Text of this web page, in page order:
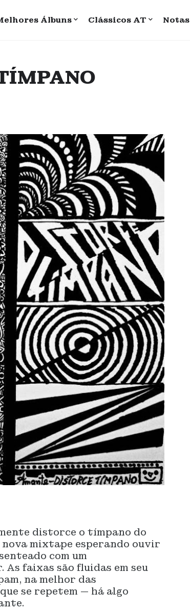
Álbuns Clássicos AT Notas
distorce o tímpano do
nova mixtape esperando ouvir
com um
As faixas são fluidas em seu
na melhor das
se repetem — há algo